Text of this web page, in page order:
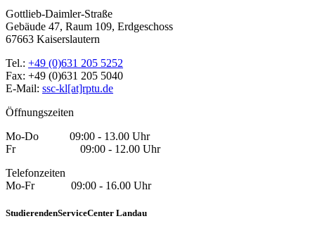
Gottlieb-Daimler-Straße
Gebäude 47, Raum 109, Erdgeschoss
67663 Kaiserslautern
Tel.: +49 (0)631 205 5252
Fax: +49 (0)631 205 5040
E-Mail: ssc-kl[at]rptu.de
Öffnungszeiten
Mo-Do 09:00 - 13.00 Uhr
Fr 09:00 - 12.00 Uhr
Telefonzeiten
Mo-Fr 09:00 - 16.00 Uhr
StudierendenServiceCenter Landau